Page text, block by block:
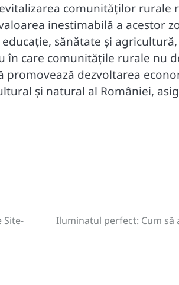
comunităților rurale
inestimabilă a acestor
sănătate și
în care comunitățile rurale nu
dezvoltarea
și natural al României,
Site-
Iluminatul perfect: Cum să